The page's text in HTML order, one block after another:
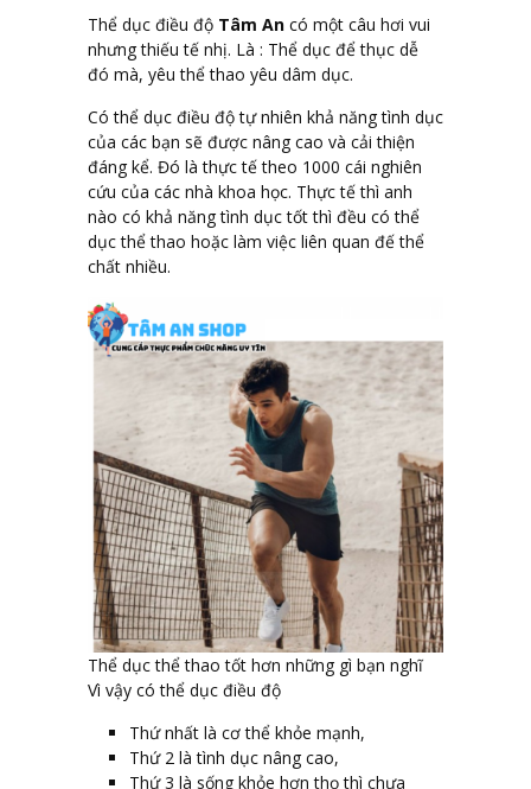
Thể dục điều độ Tâm An có một câu hơi vui
nhưng thiếu tế nhị. Là : Thể dục để thục dễ
đó mà, yêu thể thao yêu dâm dục.
Có thể dục điều độ tự nhiên khả năng tình dục
của các bạn sẽ được nâng cao và cải thiện
đáng kể. Đó là thực tế theo 1000 cái nghiên
cứu của các nhà khoa học. Thực tế thì anh
nào có khả năng tình dục tốt thì đều có thể
dục thể thao hoặc làm việc liên quan đế thể
chất nhiều.
Thể dục thể thao tốt hơn những gì bạn nghĩ
Vì vậy có thể dục điều độ
Thứ nhất là cơ thể khỏe mạnh,
Thứ 2 là tình dục nâng cao,
Thứ 3 là sống khỏe hơn thọ thì chưa